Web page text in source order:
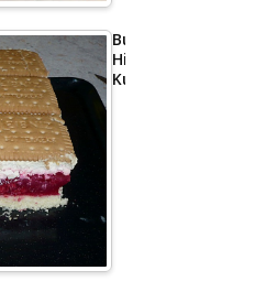
Butterkeks
Himbeer
Kuchen